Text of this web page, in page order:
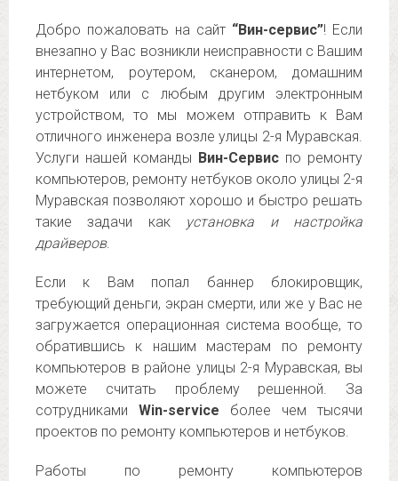
Добро пожаловать на сайт “Вин-сервис”! Если
внезапно у Вас возникли неисправности с Вашим
интернетом, роутером, сканером, домашним
нетбуком или с любым другим электронным
устройством, то мы можем отправить к Вам
отличного инженера возле улицы 2-я Муравская.
Услуги нашей команды Вин-Сервис по ремонту
компьютеров, ремонту нетбуков около улицы 2-я
Муравская позволяют хорошо и быстро решать
такие задачи как установка и настройка
драйверов.
Если к Вам попал баннер блокировщик,
требующий деньги, экран смерти, или же у Вас не
загружается операционная система вообще, то
обратившись к нашим мастерам по ремонту
компьютеров в районе улицы 2-я Муравская, вы
можете считать проблему решенной. За
сотрудниками Win-service более чем тысячи
проектов по ремонту компьютеров и нетбуков.
Работы по ремонту компьютеров